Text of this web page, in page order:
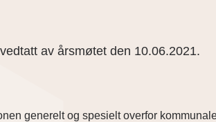
av årsmøtet den 10.06.2021.
generelt og spesielt overfor